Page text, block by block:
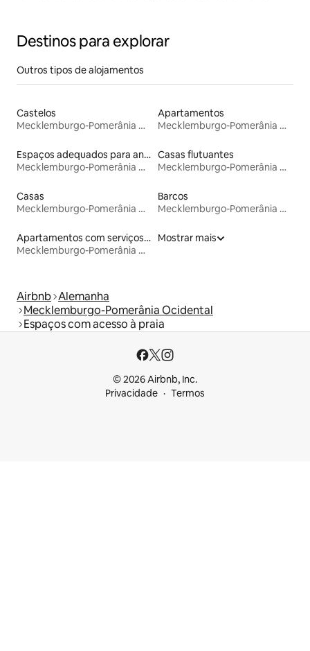
Destinos para explorar
Outros tipos de alojamentos
Castelos
Mecklemburgo-Pomerânia Ocidental
Apartamentos
Mecklemburgo-Pomerânia Ocidental
Espaços adequados para animais de estimação
Mecklemburgo-Pomerânia Ocidental
Casas flutuantes
Mecklemburgo-Pomerânia Ocidental
Casas
Mecklemburgo-Pomerânia Ocidental
Barcos
Mecklemburgo-Pomerânia Ocidental
Apartamentos com serviços incluídos
Mecklemburgo-Pomerânia Ocidental
Mostrar mais
Airbnb Alemanha
Mecklemburgo-Pomerânia Ocidental
Espaços com acesso à praia
© 2026 Airbnb, Inc.
Privacidade
Termos